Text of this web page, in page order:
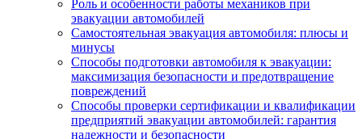
Роль и особенности работы механиков при
эвакуации автомобилей
Самостоятельная эвакуация автомобиля: плюсы и
минусы
Способы подготовки автомобиля к эвакуации:
максимизация безопасности и предотвращение
повреждений
Способы проверки сертификации и квалификации
предприятий эвакуации автомобилей: гарантия
надежности и безопасности